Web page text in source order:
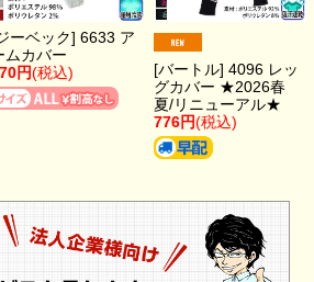
ーベック] 6633 ア
ムカバー
円(税込)
[バートル] 4096 レッ
グカバー ★2026春
夏/リニューアル★
776円(税込)